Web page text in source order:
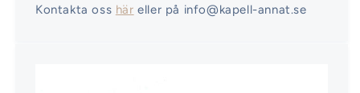
Kontakta oss här eller på info@kapell-annat.se